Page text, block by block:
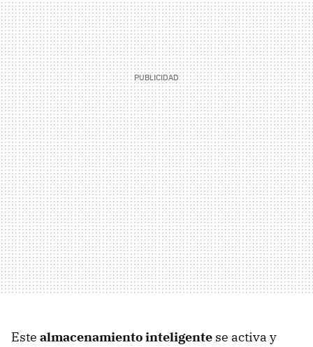
Este almacenamiento inteligente se activa y